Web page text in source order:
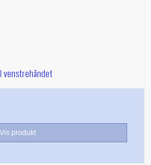
Vis produkt